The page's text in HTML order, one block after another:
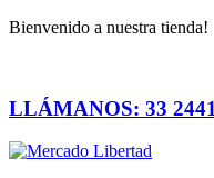
Bienvenido a nuestra tienda!
LLÁMANOS: 33